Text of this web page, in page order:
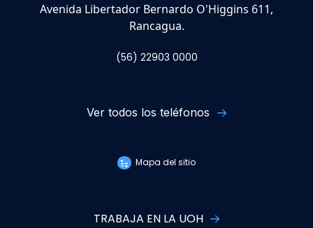
Avenida Libertador Bernardo O'Higgins 611,
Rancagua.
(56) 22903 0000
Ver todos los teléfonos
Mapa del sitio
TRABAJA EN LA UOH